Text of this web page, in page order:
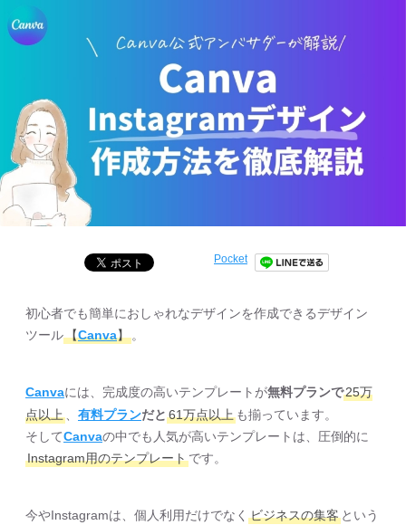
Pocket
初心者でも簡単におしゃれなデザインを作成できるデザイン
ツール【Canva】 。
Canvaには、完成度の高いテンプレートが無料プランで25万
点以上
有料プランだと 61万点以上 も揃っています。
そしてCanvaの中でも人気が高いテンプレートは、圧倒的に
Instagram用のテンプレートです。
今やInstagramは、個人利用だけでなく ビジネスの集客 という